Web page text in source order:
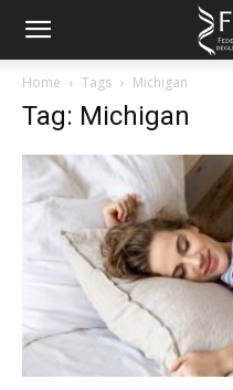
Home Tags Michigan
Tag: Michigan